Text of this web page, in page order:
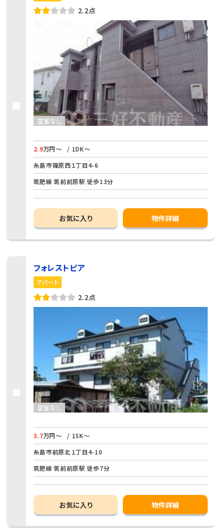
2.2点
空室なし
2.9万円～
/ 1DK～
糸島市篠原西１丁目4-6
筑肥線 筑前前原駅 徒歩13分
お気に入り 物件詳細
フォレストピア
アパート
2.2点
空室なし
3.7万円～
/ 1SK～
糸島市前原北１丁目4-10
筑肥線 筑前前原駅 徒歩7分
お気に入り 物件詳細